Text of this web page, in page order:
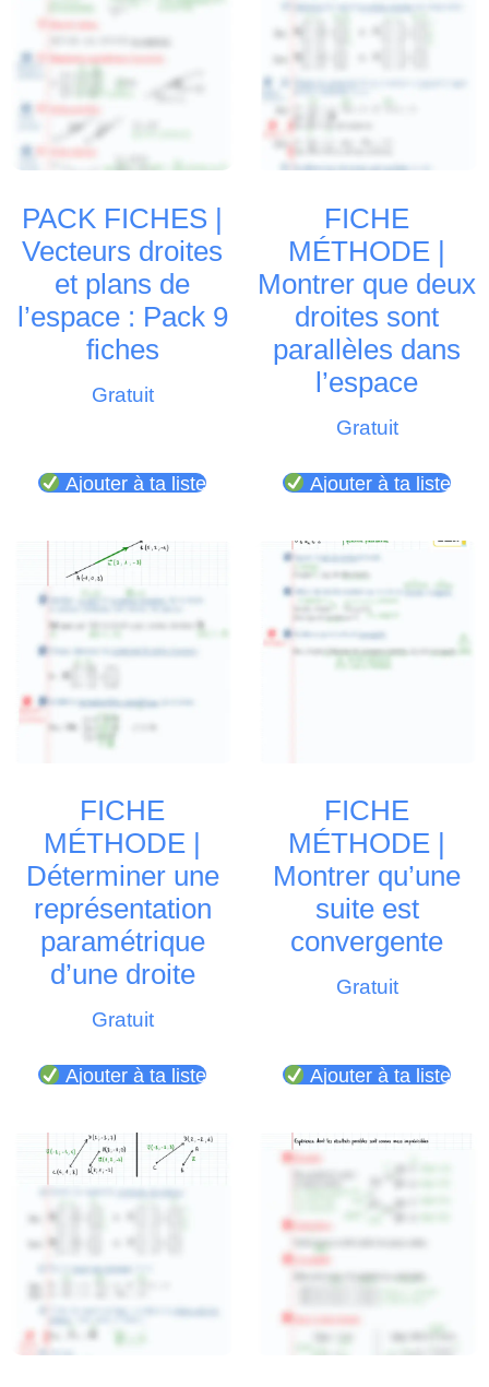
PACK FICHES |
Vecteurs droites
et plans de
l’espace : Pack 9
fiches
Gratuit
Ajouter à ta liste
FICHE
MÉTHODE |
Montrer que deux
droites sont
parallèles dans
l’espace
Gratuit
Ajouter à ta liste
FICHE
MÉTHODE |
Déterminer une
représentation
paramétrique
d’une droite
Gratuit
Ajouter à ta liste
FICHE
MÉTHODE |
Montrer qu’une
suite est
convergente
Gratuit
Ajouter à ta liste